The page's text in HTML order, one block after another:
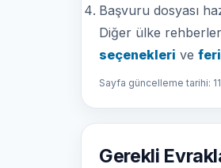
Başvuru dosyası
Diğer ülke
seçenekleri ve
Sayfa güncelleme tarihi:
Gerekli